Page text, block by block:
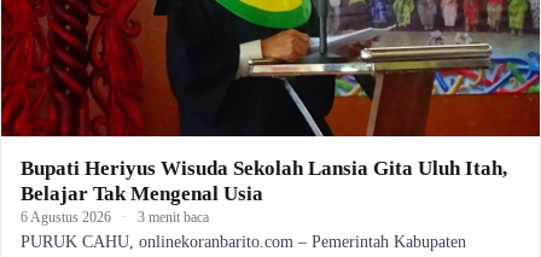
Bupati Heriyus Wisuda Sekolah Lansia Gita Uluh Itah,
Belajar Tak Mengenal Usia
6 Agustus 2026 · 3 menit baca
PURUK CAHU, onlinekoranbarito.com – Pemerintah Kabupaten